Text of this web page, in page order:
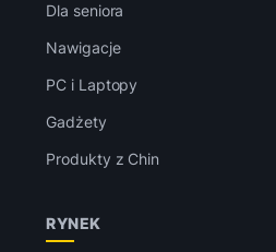
Dla seniora
Nawigacje
PC i Laptopy
Gadżety
Produkty z Chin
RYNEK